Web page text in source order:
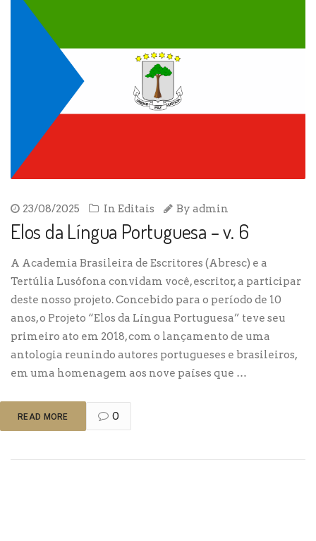
23/08/2025 In Editais By admin
Elos da Língua Portuguesa – v. 6
A Academia Brasileira de Escritores (Abresc) e a
Tertúlia Lusófona convidam você, escritor, a participar
deste nosso projeto. Concebido para o período de 10
anos, o Projeto “Elos da Língua Portuguesa” teve seu
primeiro ato em 2018, com o lançamento de uma
antologia reunindo autores portugueses e brasileiros,
em uma homenagem aos nove países que …
READ MORE 0